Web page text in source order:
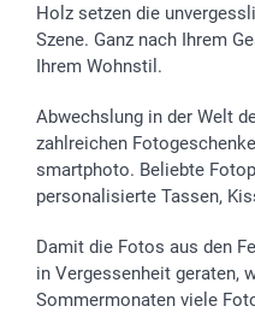
Geschenk-Gutscheine
Partnerprogramme
Investor Relations
B2B smartbusiness
Widerrufsrecht
Hochzeit
Geburtstag
Geburt
Zu allen Anlässen
Zahlungsmöglichkeiten
Anmelden /Registrieren
Sitemap
Status der Bestellung
smartfriends
smartgarantie
smartbonus
Holz setzen die
Szene. Ganz nach Ihrem
Ihrem Wohnstil.
Abwechslung in der Welt
zahlreichen
smartphoto. Beliebte
personalisierte Tassen,
Damit die Fotos aus den
in Vergessenheit geraten,
Sommermonaten viele